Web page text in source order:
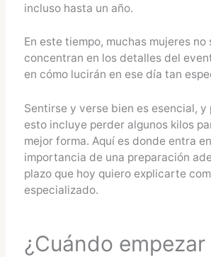
incluso hasta un año.
En este tiempo, muchas mujeres no
concentran en los detalles del
en cómo lucirán en ese día tan
Sentirse y verse bien es esencial, y
esto incluye perder algunos kilos
mejor forma. Aquí es donde entra
importancia de una preparación
plazo que hoy quiero explicarte
especializado.
¿Cuándo empezar